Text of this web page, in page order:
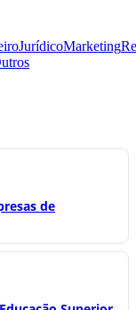
JurídicoMarketing
de